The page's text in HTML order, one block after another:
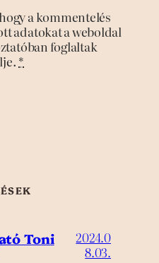
a kommentelés
adatokat a weboldal
foglaltak
*
Toni
2024.0
8.03.